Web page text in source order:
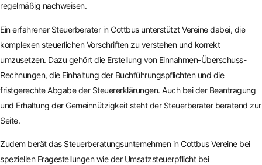
regelmäßig nachweisen.
Ein erfahrener Steuerberater in Cottbus unterstützt Vereine dabei, die
komplexen steuerlichen Vorschriften zu verstehen und korrekt
umzusetzen. Dazu gehört die Erstellung von Einnahmen-Überschuss-
Rechnungen, die Einhaltung der Buchführungspflichten und die
fristgerechte Abgabe der Steuererklärungen. Auch bei der Beantragung
und Erhaltung der Gemeinnützigkeit steht der Steuerberater beratend zur
Seite.
Zudem berät das Steuerberatungsunternehmen in Cottbus Vereine bei
speziellen Fragestellungen wie der Umsatzsteuerpflicht bei